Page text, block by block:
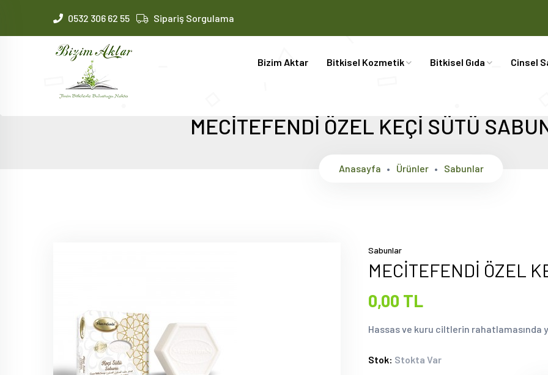
0532 306 62 55 Sipariş Sorgulama
Bizim Aktar Bitkisel Kozmetik Bitkisel Gıda Cinsel
MECİTEFENDİ ÖZEL KEÇİ SÜTÜ
Anasayfa Ürünler Sabunlar
Sabunlar
MECİTEFENDİ ÖZEL
0,00 TL
Hassas ve kuru ciltlerin rahatlamasında
Stok: Stokta Var